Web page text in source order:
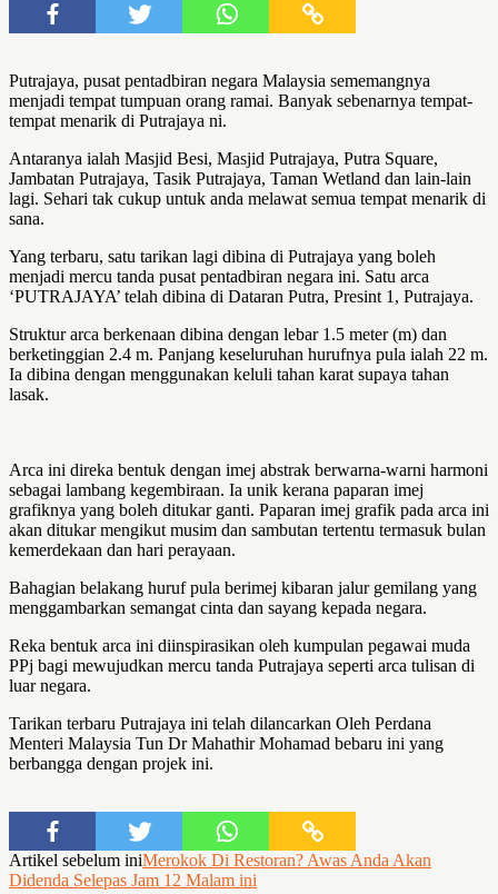
Putrajaya, pusat pentadbiran negara Malaysia sememangnya
menjadi tempat tumpuan orang ramai. Banyak sebenarnya tempat-
tempat menarik di Putrajaya ni.
Antaranya ialah Masjid Besi, Masjid Putrajaya, Putra Square,
Jambatan Putrajaya, Tasik Putrajaya, Taman Wetland dan lain-lain
lagi. Sehari tak cukup untuk anda melawat semua tempat menarik di
sana.
Yang terbaru, satu tarikan lagi dibina di Putrajaya yang boleh
menjadi mercu tanda pusat pentadbiran negara ini. Satu arca
‘PUTRAJAYA’ telah dibina di Dataran Putra, Presint 1, Putrajaya.
Struktur arca berkenaan dibina dengan lebar 1.5 meter (m) dan
berketinggian 2.4 m. Panjang keseluruhan hurufnya pula ialah 22 m.
Ia dibina dengan menggunakan keluli tahan karat supaya tahan
lasak.
Arca ini direka bentuk dengan imej abstrak berwarna-warni harmoni
sebagai lambang kegembiraan. Ia unik kerana paparan imej
grafiknya yang boleh ditukar ganti. Paparan imej grafik pada arca ini
akan ditukar mengikut musim dan sambutan tertentu termasuk bulan
kemerdekaan dan hari perayaan.
Bahagian belakang huruf pula berimej kibaran jalur gemilang yang
menggambarkan semangat cinta dan sayang kepada negara.
Reka bentuk arca ini diinspirasikan oleh kumpulan pegawai muda
PPj bagi mewujudkan mercu tanda Putrajaya seperti arca tulisan di
luar negara.
Tarikan terbaru Putrajaya ini telah dilancarkan Oleh Perdana
Menteri Malaysia Tun Dr Mahathir Mohamad bebaru ini yang
berbangga dengan projek ini.
Artikel sebelum iniMerokok Di Restoran? Awas Anda Akan
Didenda Selepas Jam 12 Malam ini